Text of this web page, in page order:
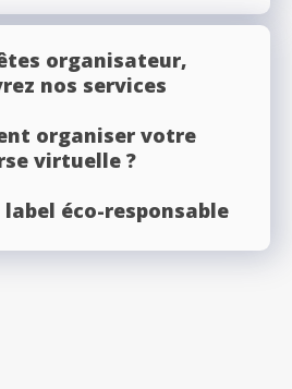
organisateur,
nos services
organiser votre
virtuelle ?
éco-responsable